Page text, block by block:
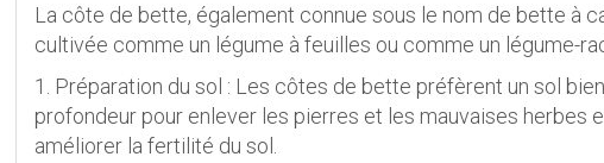
La côte de bette, également connue sous le nom de bette à
cultivée comme un légume à feuilles ou comme un légume-
1. Préparation du sol : Les côtes de bette préfèrent un sol
profondeur pour enlever les pierres et les mauvaises
améliorer la fertilité du sol.